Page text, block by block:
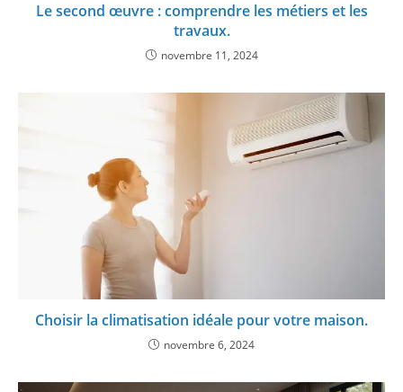
Le second œuvre : comprendre les métiers et les
travaux.
novembre 11, 2024
Choisir la climatisation idéale pour votre maison.
novembre 6, 2024